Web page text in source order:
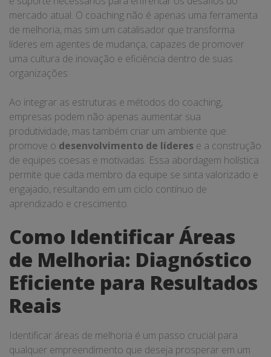
mercado atual. O coaching não é apenas uma ferramenta
de melhoria, mas sim um catalisador que transforma
líderes em agentes de mudança, capazes de promover
uma cultura de inovação e eficiência dentro de suas
organizações.
Ao integrar as estruturas e métodos do coaching,
empresas podem não apenas aumentar sua
produtividade, mas também criar um ambiente que
promove o desenvolvimento de líderes e a construção
de equipes coesas e motivadas. Essa abordagem holística
permite que cada membro da equipe se sinta valorizado e
engajado, resultando em um ciclo contínuo de
aprendizado e crescimento.
Como Identificar Áreas
de Melhoria: Diagnóstico
Eficiente para Resultados
Reais
Identificar áreas de melhoria é um passo crucial para
qualquer empreendimento que deseja prosperar em um